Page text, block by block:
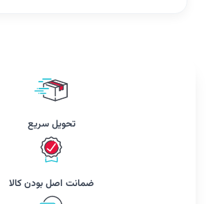
تحویل سریع
ضمانت اصل بودن کالا